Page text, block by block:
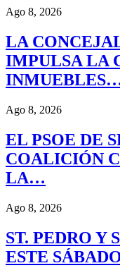
Ago 8, 2026
LA
IMPULSA LA
Ago 8, 2026
EL PSOE DE
COALICIÓN
LA…
Ago 8, 2026
ST. PEDRO Y
ESTE